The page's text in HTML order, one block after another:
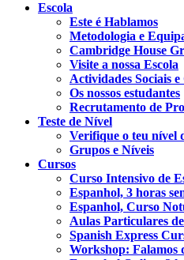
Escola
Este é Hablamos
Metodologia e
Cambridge House
Visite a nossa Escola
Actividades Sociais
Os nossos estudantes
Recrutamento de
Teste de Nível
Verifique o teu nível
Grupos e Níveis
Cursos
Curso Intensivo de
Espanhol, 3 horas
Espanhol, Curso
Aulas Particulares
Spanish Express
Workshop: Falamos